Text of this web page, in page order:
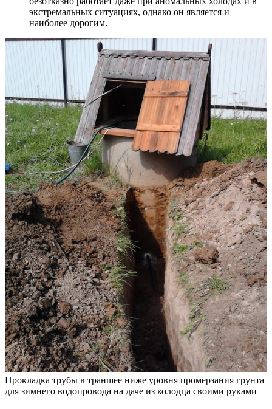
экстремальных ситуациях, однако он является и
наиболее дорогим.
Прокладка трубы в траншее ниже уровня промерзания грунта
для зимнего водопровода на даче из колодца своими руками